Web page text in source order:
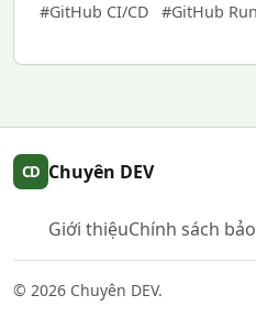
#GitHub CI/CD #GitHub
CD Chuyên DEV
Giới thiệuChính sách
© 2026 Chuyên DEV.